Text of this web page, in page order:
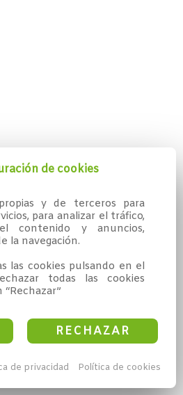
de cookies
y de terceros para
para analizar el tráfico,
contenido y anuncios,
la navegación.
las cookies pulsando en el
todas las cookies
RECHAZAR
de privacidad Política de cookies